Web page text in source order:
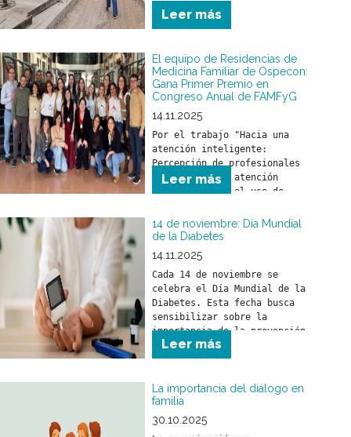
Leer más
El equipo de Residencias de
Medicina Familiar de Ospecon:
Gana Primer Premio en
Congreso Anual de FAMFyG
14.11.2025
Por el trabajo "Hacia una
atención inteligente:
Percepción de profesionales
de la salud en atención
primaria sobre el uso de
herramienta en la práctica
Leer más
14 de noviembre: Día Mundial
de la Diabetes
14.11.2025
Cada 14 de noviembre se
celebra el Día Mundial de la
Diabetes. Esta fecha busca
sensibilizar sobre la
importancia de la prevención,
detección precoz y el
tratamiento de la diabetes.
Leer más
La importancia del diálogo en
familia
30.10.2025